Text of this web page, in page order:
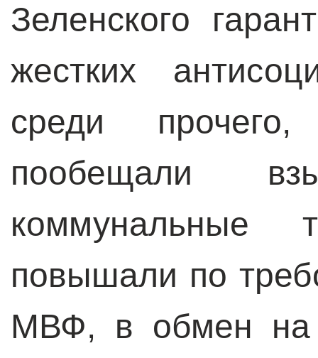
Зеленского
жестких
среди прочего,
пообещали
повышали по
МВФ, в обмен на